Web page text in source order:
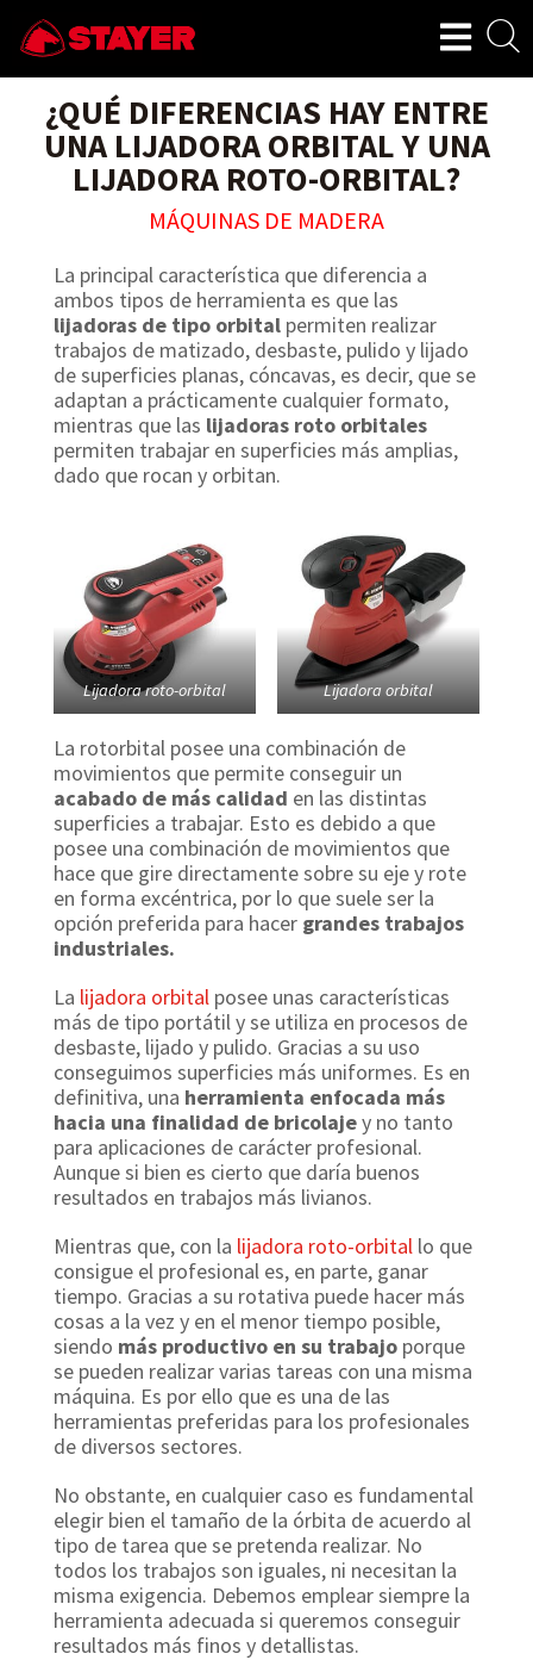
¿QUÉ DIFERENCIAS HAY ENTRE
UNA LIJADORA ORBITAL Y UNA
LIJADORA ROTO-ORBITAL?
MÁQUINAS DE MADERA
La principal característica que diferencia a
ambos tipos de herramienta es que las
lijadoras de tipo orbital permiten realizar
trabajos de matizado, desbaste, pulido y lijado
de superficies planas, cóncavas, es decir, que se
adaptan a prácticamente cualquier formato,
mientras que las lijadoras roto orbitales
permiten trabajar en superficies más amplias,
dado que rocan y orbitan.
Lijadora roto-orbital Lijadora orbital
La rotorbital posee una combinación de
movimientos que permite conseguir un
acabado de más calidad en las distintas
superficies a trabajar. Esto es debido a que
posee una combinación de movimientos que
hace que gire directamente sobre su eje y rote
en forma excéntrica, por lo que suele ser la
opción preferida para hacer grandes trabajos
industriales.
La lijadora orbital posee unas características
más de tipo portátil y se utiliza en procesos de
desbaste, lijado y pulido. Gracias a su uso
conseguimos superficies más uniformes. Es en
definitiva, una herramienta enfocada más
hacia una finalidad de bricolajey no tanto
para aplicaciones de carácter profesional.
Aunque si bien es cierto que daría buenos
resultados en trabajos más livianos.
Mientras que, con la lijadora roto-orbital lo que
consigue el profesional es, en parte, ganar
tiempo. Gracias a su rotativa puede hacer más
cosas a la vez y en el menor tiempo posible,
siendo más productivo en su trabajo porque
se pueden realizar varias tareas con una misma
máquina. Es por ello que es una de las
herramientas preferidas para los profesionales
de diversos sectores.
No obstante, en cualquier caso es fundamental
elegir bien el tamaño de la órbita de acuerdo al
tipo de tarea que se pretenda realizar. No
todos los trabajos son iguales, ni necesitan la
misma exigencia. Debemos emplear siempre la
herramienta adecuada si queremos conseguir
resultados más finos y detallistas.